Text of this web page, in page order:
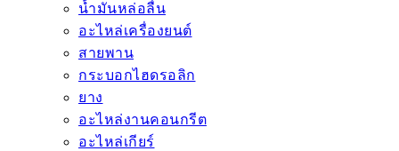
น้ำมันหล่อลื่น
อะไหล่เครื่องยนต์
สายพาน
กระบอกไฮดรอลิก
ยาง
อะไหล่งานคอนกรีต
อะไหล่เกียร์